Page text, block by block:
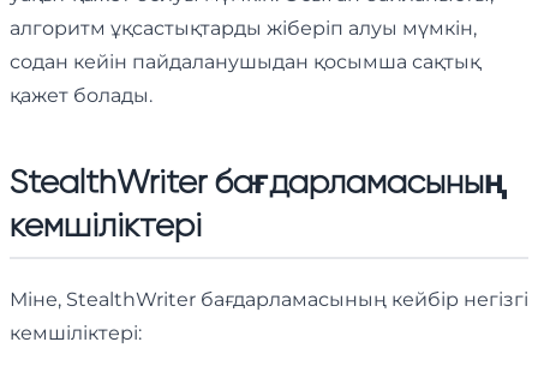
алгоритм ұқсастықтарды жіберіп алуы мүмкін,
содан кейін пайдаланушыдан қосымша сақтық
қажет болады.
StealthWriter бағдарламасының
кемшіліктері
Міне, StealthWriter бағдарламасының кейбір негізгі
кемшіліктері: